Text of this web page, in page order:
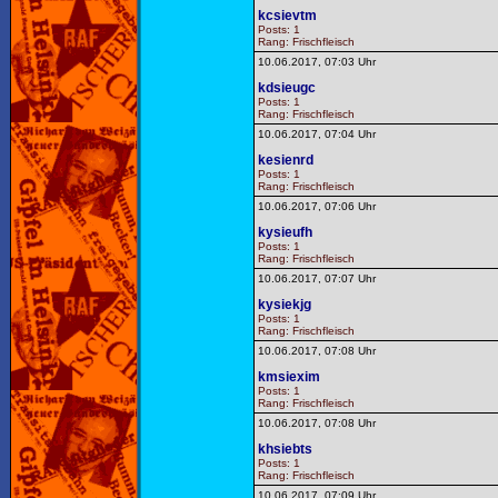
kcsievtm
Posts: 1
Rang: Frischfleisch
10.06.2017, 07:03 Uhr
kdsieugc
Posts: 1
Rang: Frischfleisch
10.06.2017, 07:04 Uhr
kesienrd
Posts: 1
Rang: Frischfleisch
10.06.2017, 07:06 Uhr
kysieufh
Posts: 1
Rang: Frischfleisch
10.06.2017, 07:07 Uhr
kysiekjg
Posts: 1
Rang: Frischfleisch
10.06.2017, 07:08 Uhr
kmsiexim
Posts: 1
Rang: Frischfleisch
10.06.2017, 07:08 Uhr
khsiebts
Posts: 1
Rang: Frischfleisch
10.06.2017, 07:09 Uhr